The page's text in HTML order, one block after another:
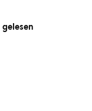
gelesen